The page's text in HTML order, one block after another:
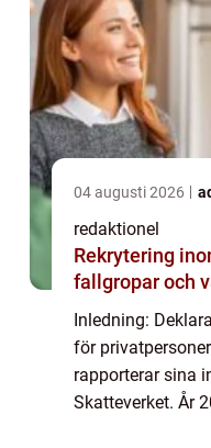
04 augusti 2026
redaktionel
Rekrytering
fallgropar och
Inledning:
för
rapporterar sina
Skatteverket. År